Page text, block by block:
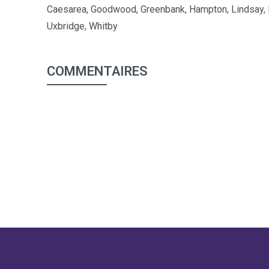
Caesarea, Goodwood, Greenbank, Hampton,
Uxbridge, Whitby
COMMENTAIRES